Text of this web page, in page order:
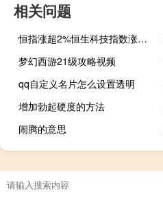
相关问题
恒指涨超2%恒生科技指数涨约2.8%比亚迪股份涨超6%领涨恒指成分股
梦幻西游21级攻略视频
qq自定义名片怎么设置透明
增加勃起硬度的方法
闹腾的意思